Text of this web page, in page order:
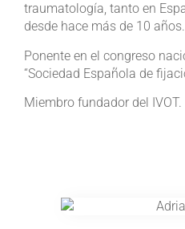
traumatología, tanto en
desde hace más de 10 años.
Ponente en el congreso
“Sociedad Española de
Miembro fundador del IVOT.